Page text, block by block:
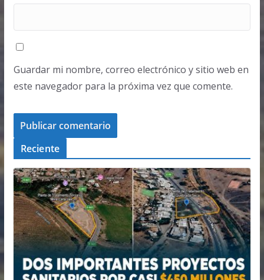
Guardar mi nombre, correo electrónico y sitio web en
este navegador para la próxima vez que comente.
Reciente